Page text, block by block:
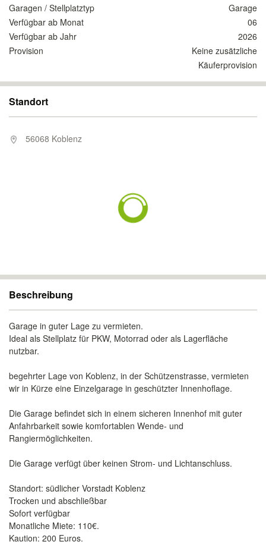
Garagen / Stellplatztyp
Garage
Verfügbar ab Monat
06
Verfügbar ab Jahr
2026
Provision
Keine zusätzliche
Käuferprovision
Standort
56068 Koblenz
Beschreibung
Garage in guter Lage zu vermieten.
Ideal als Stellplatz für PKW, Motorrad oder als Lagerfläche
nutzbar.
begehrter Lage von Koblenz, in der Schützenstrasse, vermieten
wir in Kürze eine Einzelgarage in geschützter Innenhoflage.
Die Garage befindet sich in einem sicheren Innenhof mit guter
Anfahrbarkeit sowie komfortablen Wende- und
Rangiermöglichkeiten.
Die Garage verfügt über keinen Strom- und Lichtanschluss.
Standort: südlicher Vorstadt Koblenz
Trocken und abschließbar
Sofort verfügbar
Monatliche Miete: 110€.
Kaution: 200 Euros.